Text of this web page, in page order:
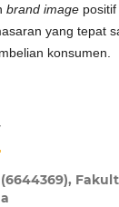
brand image
yang tepat
konsumen.